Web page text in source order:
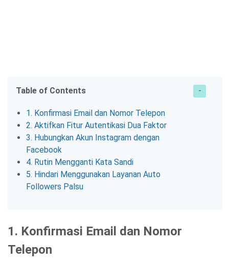
Table of Contents
1. Konfirmasi Email dan Nomor Telepon
2. Aktifkan Fitur Autentikasi Dua Faktor
3. Hubungkan Akun Instagram dengan
Facebook
4. Rutin Mengganti Kata Sandi
5. Hindari Menggunakan Layanan Auto
Followers Palsu
1. Konfirmasi Email dan Nomor
Telepon